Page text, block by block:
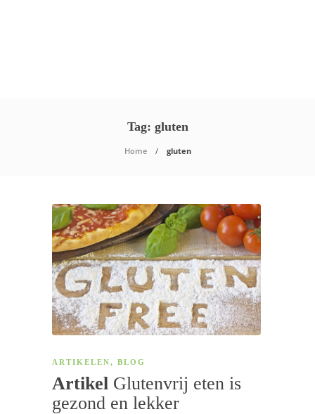
Tag: gluten
Home gluten
ARTIKELEN, BLOG
Artikel Glutenvrij eten is
gezond en lekker